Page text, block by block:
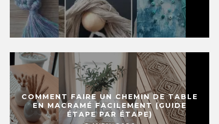
COMMENT FAIRE UN CHEMIN DE TABLE
EN MACRAMÉ FACILEMENT (GUIDE
ÉTAPE PAR ÉTAPE)